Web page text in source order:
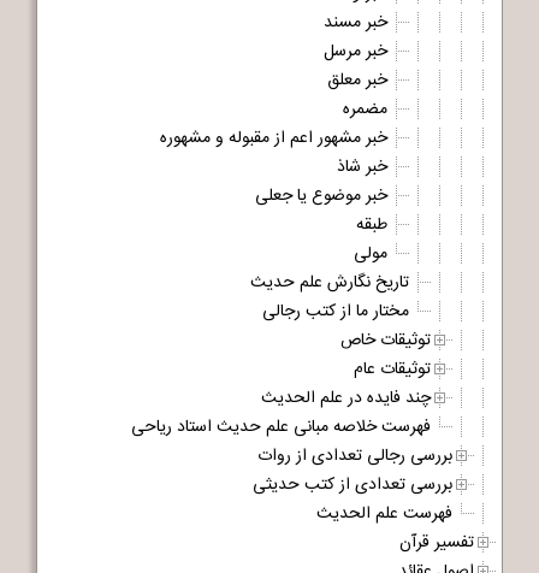
خبر مسند
خبر مرسل
خبر معلق
مضمره
خبر مشهور اعم از مقبوله و مشهوره
خبر شاذ
خبر موضوع یا جعلی
طبقه
مولی
تاریخ نگارش علم حدیث
مختار ما از کتب رجالی
توثیقات خاص
توثیقات عام
چند فایده در علم الحدیث
فهرست خلاصه مبانی علم حدیث استاد ریاحی
بررسی رجالی تعدادی از روات
بررسی تعدادی از کتب حدیثی
فهرست علم الحدیث
تفسیر قرآن